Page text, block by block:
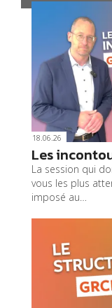
18.06.26
Les
La session qui
vous les plus
imposé au…